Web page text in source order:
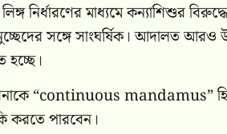
নির্ধারণের মাধ্যমে কন্যাশিশুর
সঙ্গে সাংঘর্ষিক। আদালত আরও
হচ্ছে।
“continuous mandamus”
করতে পারবেন।